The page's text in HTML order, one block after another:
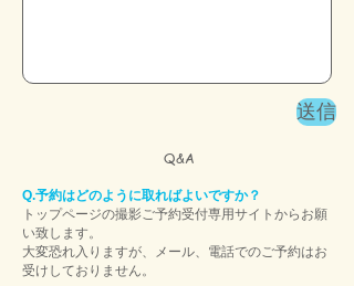
送信
​ Q&A
Q.予約はどのように取ればよいですか？
トップページの撮影ご予約受付専用サイト からお願
い致します。
大変恐れ入りますが、メール、電話でのご予約はお
受けしておりません。